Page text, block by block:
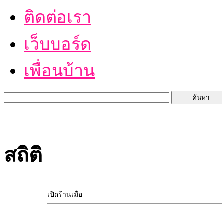
ติดต่อเรา
เว็บบอร์ด
เพื่อนบ้าน
สถิติ
เปิดร้านเมื่อ